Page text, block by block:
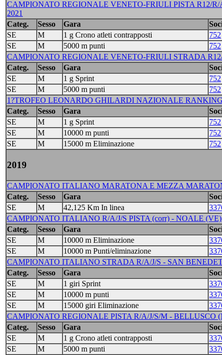
CAMPIONATO REGIONALE VENETO-FRIULI PISTA R12/
2021
Categ.
Sesso Gara
SE
M 1 g Crono atleti contrapposti
752
SE
M 5000 m punti
752
CAMPIONATO REGIONALE VENETO-FRIULI STRADA
Categ.
Sesso Gara
SE
M 1 g Sprint
752
SE
M 5000 m punti
752
1?TROFEO LEONARDO GHILARDI NAZIONALE
Categ.
Sesso Gara
SE
M 1 g Sprint
752
SE
M 10000 m punti
752
SE
M 15000 m Eliminazione 752
2019
CAMPIONATO ITALIANO MARATONA E MEZZA
Categ.
Sesso Gara
SE
M 42,125 Km In linea
CAMPIONATO ITALIANO R/A/J/S PISTA (corr) - NOALE
Categ.
Sesso Gara
SE
M 10000 m Eliminazione
SE
M 10000 m Punti/eliminazione
CAMPIONATO ITALIANO STRADA R/A/J/S - SAN
Categ.
Sesso Gara
SE
M 1 giri Sprint
SE
M 10000 m punti
SE
M 15000 giri Eliminazione
CAMPIONATO REGIONALE PISTA R/A/J/S/M - BELLUSCO
Categ.
Sesso Gara
SE
M 1 g Crono atleti contrapposti
SE
M 5000 m punti